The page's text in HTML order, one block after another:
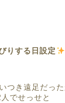
りする日設定
つき遠足だった
人でせっせと